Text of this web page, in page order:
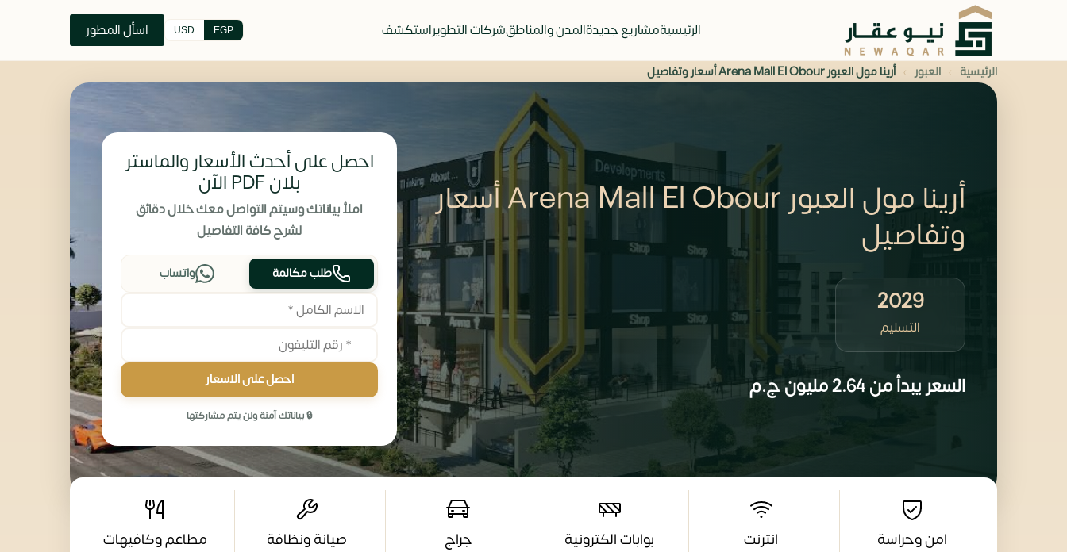
الرئيسيةمشاريع جديدةالمدن والمناطقشركات التطويراستكشف EGP
USD اسأل المطور
الرئيسية › العبور › أرينا مول العبور Arena Mall El Obour أسعار وتفاصيل
أرينا مول العبور Arena Mall El Obour أسعار
وتفاصيل
2029
التسليم
السعر يبدأ من2.64 مليون ج.م
احصل على أحدث الأسعار والماستر
بلان PDF الآن
املأ بياناتك وسيتم التواصل معك خلال دقائق
لشرح كافة التفاصيل
طلب مكالمة واتساب
احصل على الاسعار
🔒 بياناتك آمنة ولن يتم مشاركتها
امن وحراسة انترنت بوابات الكترونية جراج صيانة ونظافة مطاعم وكافيهات